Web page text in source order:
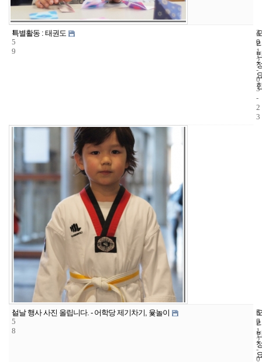
1
5
9
특별활동 : 태권도
4
0
2
0
1
2
-
0
3
-
2
3
1
5
8
설날 행사 사진 올립니다. - 어학당 제기차기, 윷놀이
6
7
2
0
1
2
-
0